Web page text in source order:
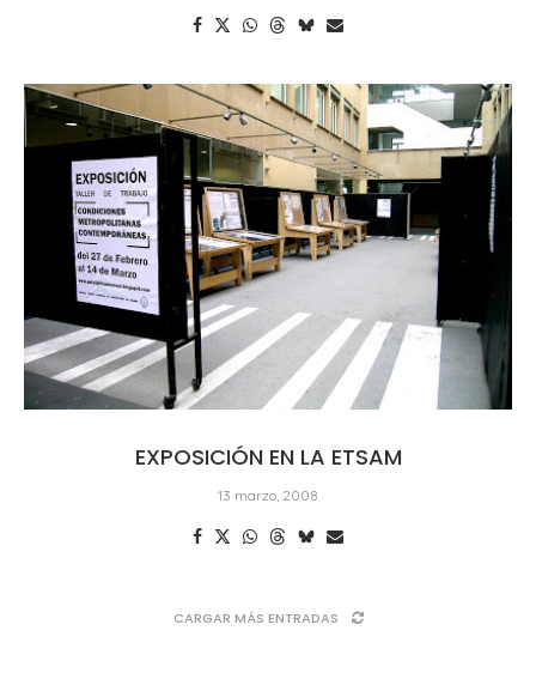
EXPOSICIÓN EN LA ETSAM
13 marzo, 2008
CARGAR MÁS ENTRADAS